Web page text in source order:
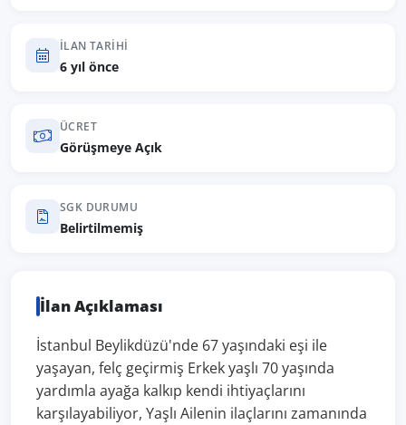
İLAN TARIHI
6 yıl önce
ÜCRET
Görüşmeye Açık
SGK DURUMU
Belirtilmemiş
İlan Açıklaması
İstanbul Beylikdüzü'nde 67 yaşındaki eşi ile
yaşayan, felç geçirmiş Erkek yaşlı 70 yaşında
yardımla ayağa kalkıp kendi ihtiyaçlarını
karşılayabiliyor, Yaşlı Ailenin ilaçlarını zamanında